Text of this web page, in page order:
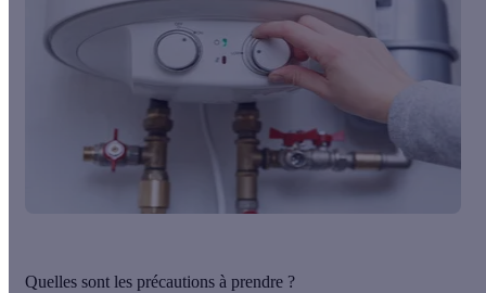
Quelles sont les précautions à prendre ?